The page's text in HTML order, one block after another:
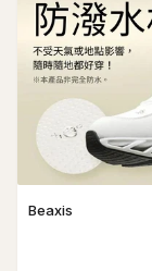
Beaxis